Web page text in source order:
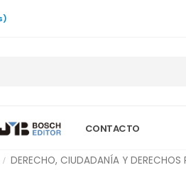
CONTACTO
DERECHO, CIUDADANÍA Y DERECHOS